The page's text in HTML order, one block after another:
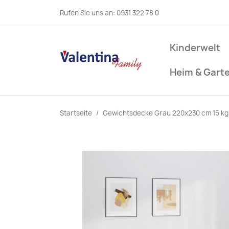
Rufen Sie uns an: 0931 322 78 0
Kinderwelt
Heim &
Startseite Gewichtsdecke Grau 220x230 cm 15